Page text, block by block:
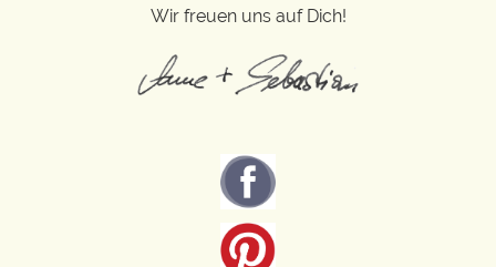
Wir freuen uns auf Dich!